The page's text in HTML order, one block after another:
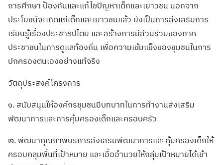
การศึกษา ป้องกันและแก้ไขปัญหาเด็กและเยาวชน นอกจาก
ประโยชน์จะเกิดแก่เด็กและเยาวชนแล้ว ยังเป็นการส่งเสริมการ
เรียนรู้เรื่องประชาธิปไตย และสร้างการมีส่วนร่วมของภาค
ประชาชนในการดูแลท้องถิ่น เพื่อความเข้มแข็งของชุมชนในการ
ปกครองตนเองอย่างแท้จริง
วัตถุประสงค์โครงการ
๑. สนับสนุนให้องค์กรชุมชนมีบทบาทในการทำงานส่งเสริม
พัฒนาการและการคุ้มครองเด็กและครอบครัว
๒. พัฒนาคุณภาพบริการส่งเสริมพัฒนาการและคุ้มครองเด็กให้
ครอบคลุมพื้นที่เป้าหมาย และเอื้ออำนวยให้กลุ่มเป้าหมายได้เข้า